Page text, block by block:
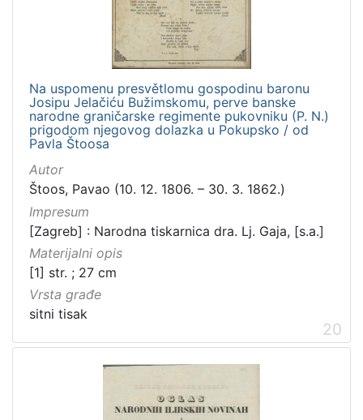
Na uspomenu presvětlomu gospodinu baronu
Josipu Jelačiću Bužimskomu, perve banske
narodne graničarske regimente pukovniku (P. N.)
prigodom njegovog dolazka u Pokupsko / od
Pavla Štoosa
Autor
Štoos, Pavao (10. 12. 1806. – 30. 3. 1862.)
Impresum
[Zagreb] : Narodna tiskarnica dra. Lj. Gaja, [s.a.]
Materijalni opis
[1] str. ; 27 cm
Vrsta građe
sitni tisak
20